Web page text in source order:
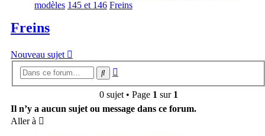
modèles 145 et 146 Freins
Freins
Nouveau sujet
Rechercher
0 sujet • Page 1 sur 1
Il n’y a aucun sujet ou message dans ce forum.
Aller à